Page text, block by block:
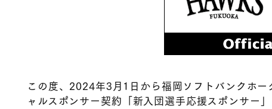
この度、2024年3月1日から福岡ソフトバンクホ
ャルスポンサー契約「新入団選手応援スポンサー